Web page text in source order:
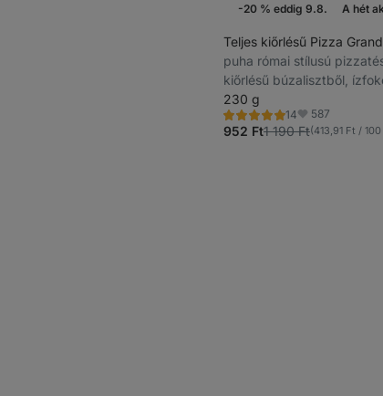
-20 % eddig 9.8. A hét
Teljes kiőrlésű Pizza
puha római stílusú
kiőrlésű búzalisztből,
mesterséges
230 g
14
Értékelés
4.9/5,
14
Kedvencek
587
952 Ft1 190 Ft(413,91 Ft /